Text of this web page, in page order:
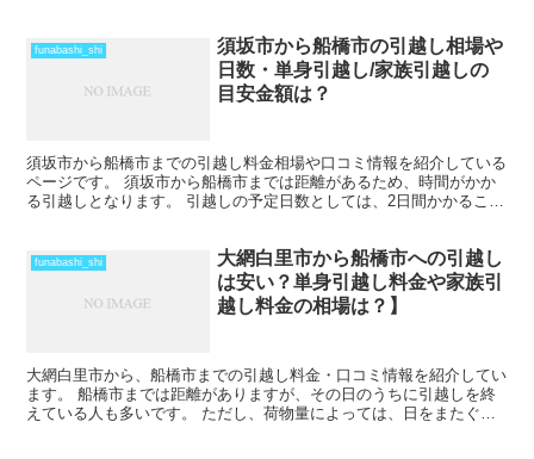
funabashi_shi
須坂市から船橋市の引越し相場や
日数・単身引越し/家族引越しの
目安金額は？
須坂市から船橋市までの引越し料金相場や口コミ情報を紹介している
ページです。 須坂市から船橋市までは距離があるため、時間がかか
る引越しとなります。 引越しの予定日数としては、2日間かかること
funabashi_shi
大網白里市から船橋市への引越し
は安い？単身引越し料金や家族引
越し料金の相場は？】
大網白里市から、船橋市までの引越し料金・口コミ情報を紹介してい
ます。 船橋市までは距離がありますが、その日のうちに引越しを終
えている人も多いです。 ただし、荷物量によっては、日をまたぐ可